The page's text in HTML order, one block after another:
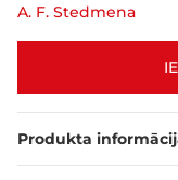
A. F. Stedmena
Produkta